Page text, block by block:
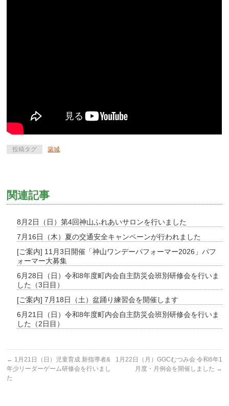
投稿タグ 築城
関連記事
8月2日（日）第4回神山ふれあいサロンを行いました
7月16日（木）夏の交通安全キャンペーンが行われました
[ご案内] 11月3日開催「神山ワンデーパフォーマー2026」パフ
ォーマー大募集
6月28日（日）令和8年度町内会自主防災会班別研修会を行いま
した（3日目）
[ご案内] 7月18日（土）盆踊り練習会を開催します
6月21日（日）令和8年度町内会自主防災会班別研修会を行いま
した（2日目）
← 1月21日（日）児童育成 新指導者&
年少リーダーゲーム研修会を行いまし
た
1月22日（月）GGCむつみ会 令和6年1
月度・月例会を開催しました →